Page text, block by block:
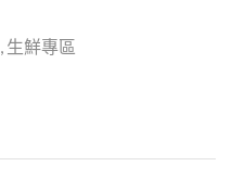
, 生鮮專區